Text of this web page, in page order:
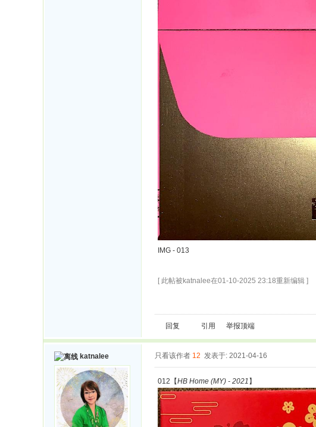
IMG - 013
[ 此帖被katnalee在01-10-2025 23:18重新编辑 ]
回复 引用 举报顶端
katnalee 只看该作者 12 发表于: 2021-04-16
012【HB Home (MY) - 2021 】